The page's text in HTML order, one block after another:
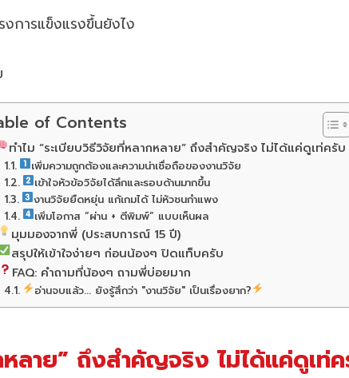
การแข็งแรงขึ้นยังไง
of Contents
ทำไม “ระเบียบวิธีวิจัยที่หลากหลาย” ถึงสำคัญจริง ไม่ได้แค่ดูเท่ครับ
เพิ่มความถูกต้องและความน่าเชื่อถือของงานวิจัย
เข้าใจหัวข้อวิจัยได้ลึกและรอบด้านมากขึ้น
งานวิจัยยืดหยุ่น แก้เกมได้ ไม่หัวชนกำแพง
เพิ่มโอกาส “ผ่าน + ตีพิมพ์” แบบเห็นผล
มุมมองจากพี่ (ประสบการณ์ 15 ปี)
สรุปให้เข้าใจง่ายๆ ก่อนน้องๆ ปิดแท็บครับ
FAQ: คำถามที่น้องๆ ถามพี่บ่อยมาก
อ่านจบแล้ว... ยังรู้สึกว่า "งานวิจัย" เป็นเรื่องยาก?
หลาย” ถึงสำคัญจริง ไม่ได้แค่ดูเท่